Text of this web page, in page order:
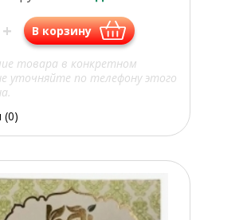
+ В корзину
товара в конкретном
уточняйте по телефону этого
(0)